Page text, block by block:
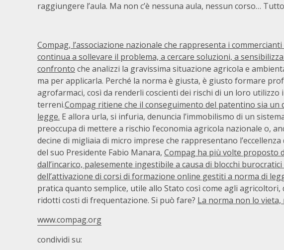
raggiungere l’aula. Ma non c’è nessuna aula, nessun corso…
Compag, l’associazione nazionale che rappresenta i
continua a sollevare il problema, a cercare soluzioni, a
confronto che analizzi la gravissima situazione agricola e
ma per applicarla. Perché la norma è giusta, è giusto formare
agrofarmaci, così da renderli coscienti dei rischi di un loro
terreni.Compag ritiene che il conseguimento del patentino sia un
legge. E allora urla, si infuria, denuncia l’immobilismo di un
preoccupa di mettere a rischio l’economia agricola nazionale o,
decine di migliaia di micro imprese che rappresentano
del suo Presidente Fabio Manara, Compag ha più volte proposto
dall’incarico, palesemente ingestibile a causa di blocchi
dell’attivazione di corsi di formazione online gestiti a norma di
pratica quanto semplice, utile allo Stato così come agli
ridotti costi di frequentazione. Si può fare? La norma non lo vieta,
www.compag.org
condividi su: